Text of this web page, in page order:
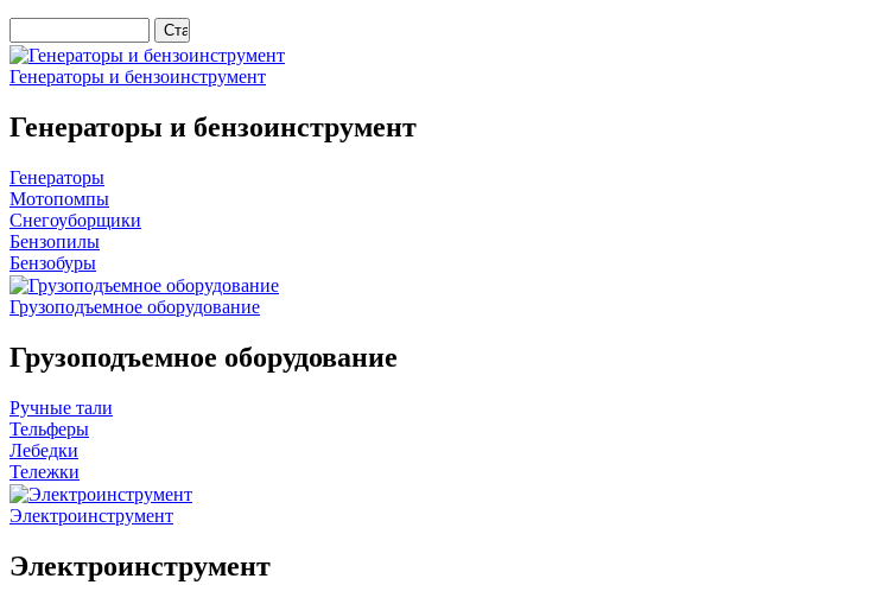
Генераторы и бензоинструмент
Генераторы и бензоинструмент
Генераторы
Мотопомпы
Снегоуборщики
Бензопилы
Бензобуры
Грузоподъемное оборудование
Грузоподъемное оборудование
Ручные тали
Тельферы
Лебедки
Тележки
Электроинструмент
Электроинструмент